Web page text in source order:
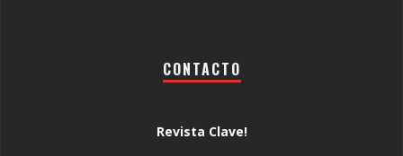
CONTACTO
Revista Clave!